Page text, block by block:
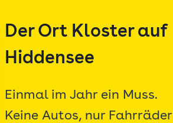
Inhalt
springen
Der Ort Kloster auf
Hiddensee
Einmal im Jahr ein Muss.
Keine Autos, nur